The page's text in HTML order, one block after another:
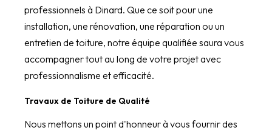
professionnels à Dinard. Que ce soit pour une
installation, une rénovation, une réparation ou un
entretien de toiture, notre équipe qualifiée saura vous
accompagner tout au long de votre projet avec
professionnalisme et efficacité.
Travaux de Toiture de Qualité
Nous mettons un point d'honneur à vous fournir des